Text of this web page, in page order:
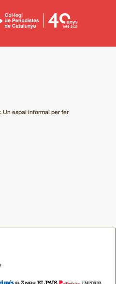
Un espai informal per fer